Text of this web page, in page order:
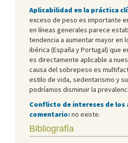
Aplicabilidad en la práctica
exceso de peso es importante
en líneas generales parece
tendencia a aumentar mayor en
ibérica (España y Portugal) que
es directamente aplicable a
causa del sobrepeso es
estilo de vida, sedentarismo y
podríamos disminuir la
Conflicto de intereses de los
comentario:no existe.
Bibliografía